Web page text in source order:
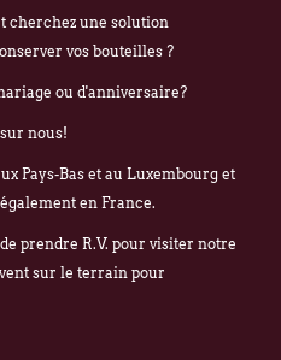
cherchez une solution
vos bouteilles ?
ou d'anniversaire?
nous!
Pays-Bas et au Luxembourg et
en France.
prendre R.V. pour visiter notre
sur le terrain pour